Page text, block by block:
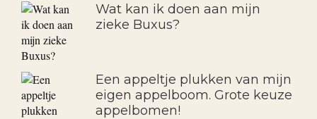
Wat kan ik doen aan mijn
zieke Buxus?
Een appeltje plukken van mijn
eigen appelboom. Grote keuze
appelbomen!